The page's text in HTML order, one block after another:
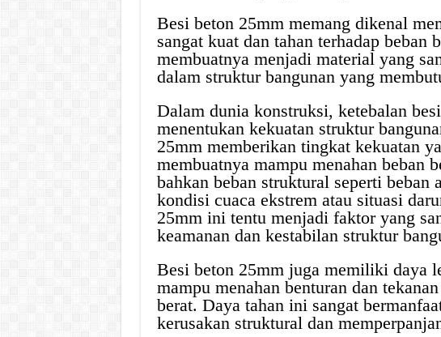
Besi beton 25mm memang dikenal
sangat kuat dan tahan terhadap beban
membuatnya menjadi material yang
dalam struktur bangunan yang
Dalam dunia konstruksi, ketebalan
menentukan kekuatan struktur
25mm memberikan tingkat kekuatan
membuatnya mampu menahan beban
bahkan beban struktural seperti beban
kondisi cuaca ekstrem atau situasi
25mm ini tentu menjadi faktor yang
keamanan dan kestabilan struktur
Besi beton 25mm juga memiliki daya
mampu menahan benturan dan
berat. Daya tahan ini sangat
kerusakan struktural dan